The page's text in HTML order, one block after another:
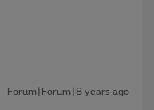
Forum|Forum|8 years ago